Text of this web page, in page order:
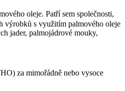
oleje. Patří sem společnosti,
výrobků s využitím palmového oleje
jader, palmojádrové mouky,
za mimořádně nebo vysoce